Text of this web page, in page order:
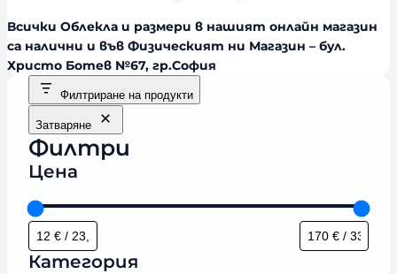
Всички Облекла и размери в нашият онлайн магазин
са налични и във Физическият ни Магазин – бул.
Христо Ботев №67, гр.София
Филтриране на продукти
Затваряне
Филтри
Цена
Категория